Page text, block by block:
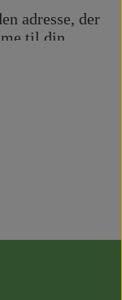
adresse, der
til din
adresse efter
som den